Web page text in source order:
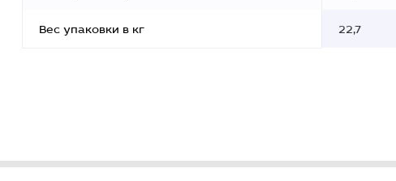
Вес упаковки в кг 22,7